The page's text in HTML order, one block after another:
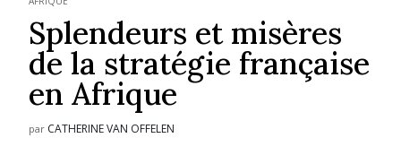
Splendeurs et misères
de la stratégie française
en Afrique
par CATHERINE VAN OFFELEN